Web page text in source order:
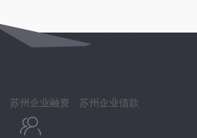
苏州企业融资 苏州企业借款